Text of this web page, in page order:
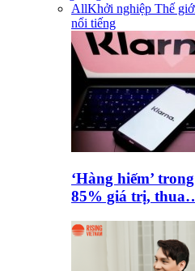
AllKhởi nghiệp Thế
nổi tiếng
‘Hàng hiếm’
85% giá trị,